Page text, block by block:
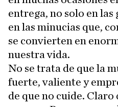
entrega, no solo en las
en las minucias que,
se convierten en
nuestra vida.
No se trata de que la
fuerte, valiente y
de que no cuide. Claro